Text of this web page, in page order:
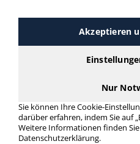
Häufig
A4 -
A4
Akzeptieren
Nur
Sie können Ihre Cookie-
darüber erfahren, indem Sie auf
Weitere Informationen finden
Datenschutzerklärung.